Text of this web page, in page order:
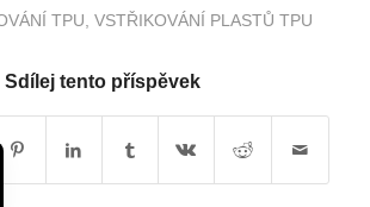
TPU VSTŘIKOVÁNÍ PLASTŮ TPU
Sdílej tento příspěvek